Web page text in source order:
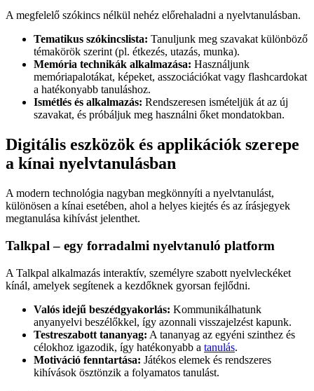
A megfelelő szókincs nélkül nehéz előrehaladni a nyelvtanulásban.
Tematikus szókincslista: Tanuljunk meg szavakat különböző
témakörök szerint (pl. étkezés, utazás, munka).
Memória technikák alkalmazása: Használjunk
memóriapalotákat, képeket, asszociációkat vagy flashcardokat
a hatékonyabb tanuláshoz.
Ismétlés és alkalmazás: Rendszeresen ismételjük át az új
szavakat, és próbáljuk meg használni őket mondatokban.
Digitális eszközök és applikációk szerepe
a kínai nyelvtanulásban
A modern technológia nagyban megkönnyíti a nyelvtanulást,
különösen a kínai esetében, ahol a helyes kiejtés és az írásjegyek
megtanulása kihívást jelenthet.
Talkpal – egy forradalmi nyelvtanuló platform
A Talkpal alkalmazás interaktív, személyre szabott nyelvleckéket
kínál, amelyek segítenek a kezdőknek gyorsan fejlődni.
Valós idejű beszédgyakorlás: Kommunikálhatunk
anyanyelvi beszélőkkel, így azonnali visszajelzést kapunk.
Testreszabott tananyag: A tananyag az egyéni szinthez és
célokhoz igazodik, így hatékonyabb a tanulás.
Motiváció fenntartása: Játékos elemek és rendszeres
kihívások ösztönzik a folyamatos tanulást.